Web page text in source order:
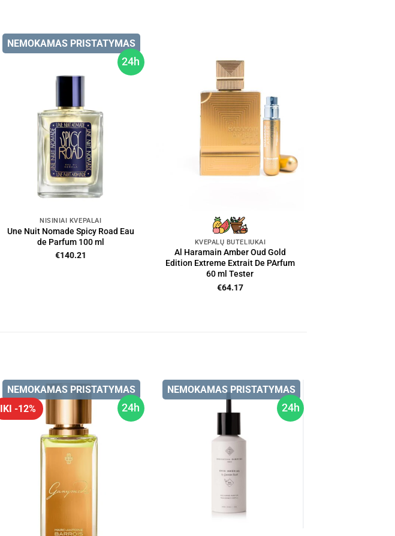
24h
NEMOKAMAS PRISTATYMAS
NIŠINIAI KVEPALAI
Une Nuit Nomade Spicy Road Eau
de Parfum 100 ml
€140.21
KVEPALŲ BUTELIUKAI
Al Haramain Amber Oud Gold
Edition Extreme Extrait De PArfum
60 ml Tester
€64.17
24h
IKI -12%
NEMOKAMAS PRISTATYMAS
24h
NEMOKAMAS PRISTATYMAS